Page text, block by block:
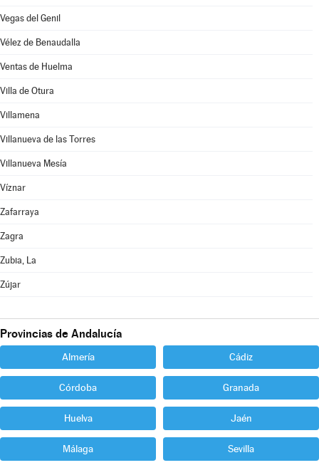
Vegas del Genil
Vélez de Benaudalla
Ventas de Huelma
Villa de Otura
Villamena
Villanueva de las Torres
Villanueva Mesía
Víznar
Zafarraya
Zagra
Zubia, La
Zújar
Provincias de Andalucía
Almería Cádiz
Córdoba Granada
Huelva Jaén
Málaga Sevilla